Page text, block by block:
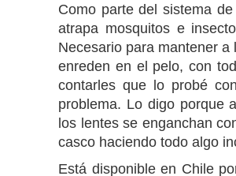
Como parte del sistema
atrapa mosquitos e
Necesario para mantener
enreden en el pelo, con
contarles que lo probé
problema. Lo digo porque
los lentes se enganchan
casco haciendo todo algo
Está disponible en Chile